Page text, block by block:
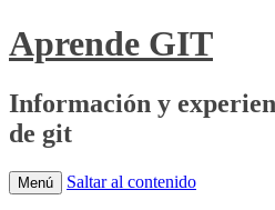
Aprende GIT
Información y
de git
Menú Saltar al contenido